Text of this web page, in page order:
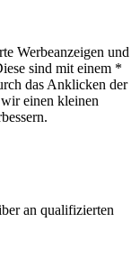
Werbeanzeigen und
sind mit einem *
das Anklicken der
einen kleinen
an qualifizierten